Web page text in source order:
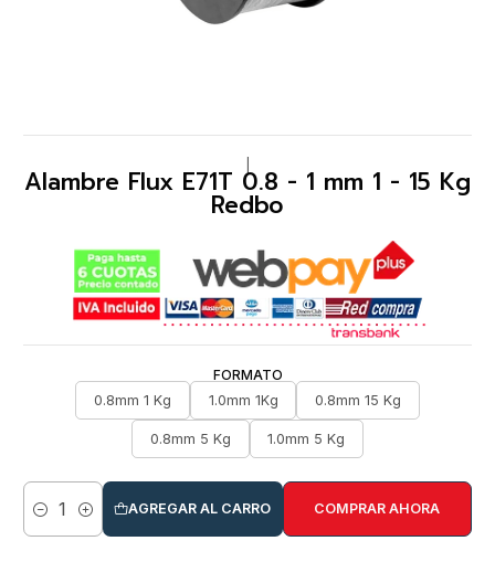
Alambre Flux E71T 0.8 - 1 mm 1 - 15 Kg
Redbo
FORMATO
0.8mm 1 Kg
1.0mm 1Kg 0.8mm 15 Kg
0.8mm 5 Kg 1.0mm 5 Kg
Cantidad
AGREGAR AL CARRO COMPRAR AHORA